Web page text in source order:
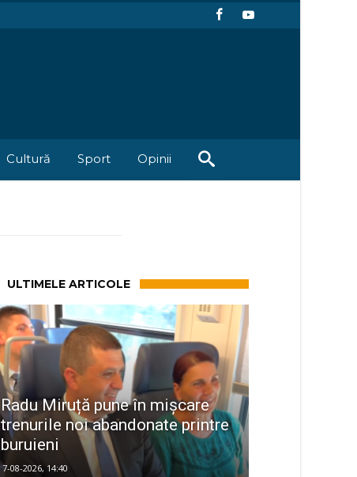
Cultură Sport Opinii
ULTIMELE ARTICOLE
Radu Miruță pune în mișcare
trenurile noi abandonate printre
buruieni
7-08-2026, 14:40